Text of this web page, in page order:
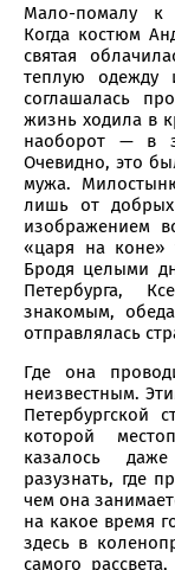
Мало-помалу к
Когда костюм
святая
теплую
соглашалась
жизнь ходила в
наоборот — в
Очевидно, это
мужа.
лишь от
изображением
«царя на коне»
Бродя целыми
Петербурга,
знакомым,
отправлялась
Где она
неизвестным.
Петербургской
которой
казалось
разузнать, где
чем она
на какое время
здесь в
самого